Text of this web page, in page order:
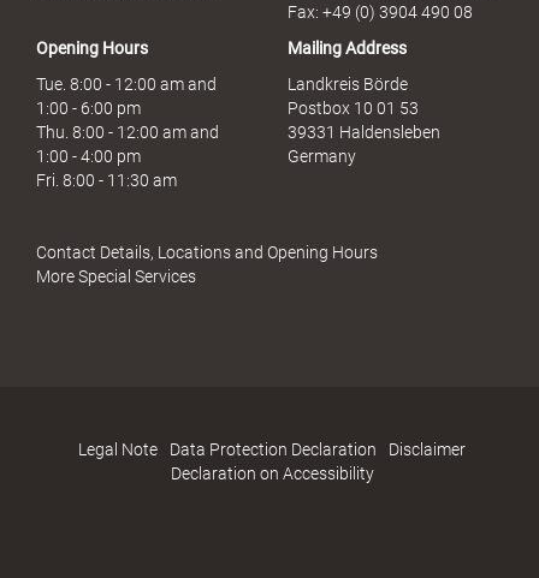
Fax: +49 (0) 3904 490 08
Opening Hours
Tue. 8:00 - 12:00 am and
1:00 - 6:00 pm
Thu. 8:00 - 12:00 am and
1:00 - 4:00 pm
Fri. 8:00 - 11:30 am
Mailing Address
Landkreis Börde
Postbox 10 01 53
39331 Haldensleben
Germany
Contact Details, Locations and Opening Hours
More Special Services
Legal Note Data Protection Declaration
Disclaimer
Declaration on Accessibility